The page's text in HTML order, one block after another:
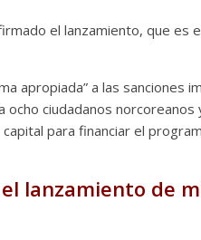
el lanzamiento, que es
apropiada” a las sanciones
ciudadanos norcoreanos
para financiar el
lanzamiento de
Cine